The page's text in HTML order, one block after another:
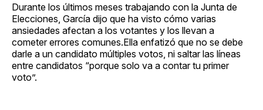
Durante los últimos meses trabajando con la Junta de
Elecciones, García dijo que ha visto cómo varias
ansiedades afectan a los votantes y los llevan a
cometer errores comunes.Ella enfatizó que no se debe
darle a un candidato múltiples votos, ni saltar las líneas
entre candidatos “porque solo va a contar tu primer
voto”.